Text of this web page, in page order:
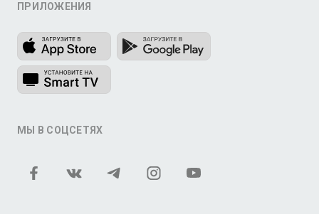
ПРИЛОЖЕНИЯ
МЫ В СОЦСЕТЯХ